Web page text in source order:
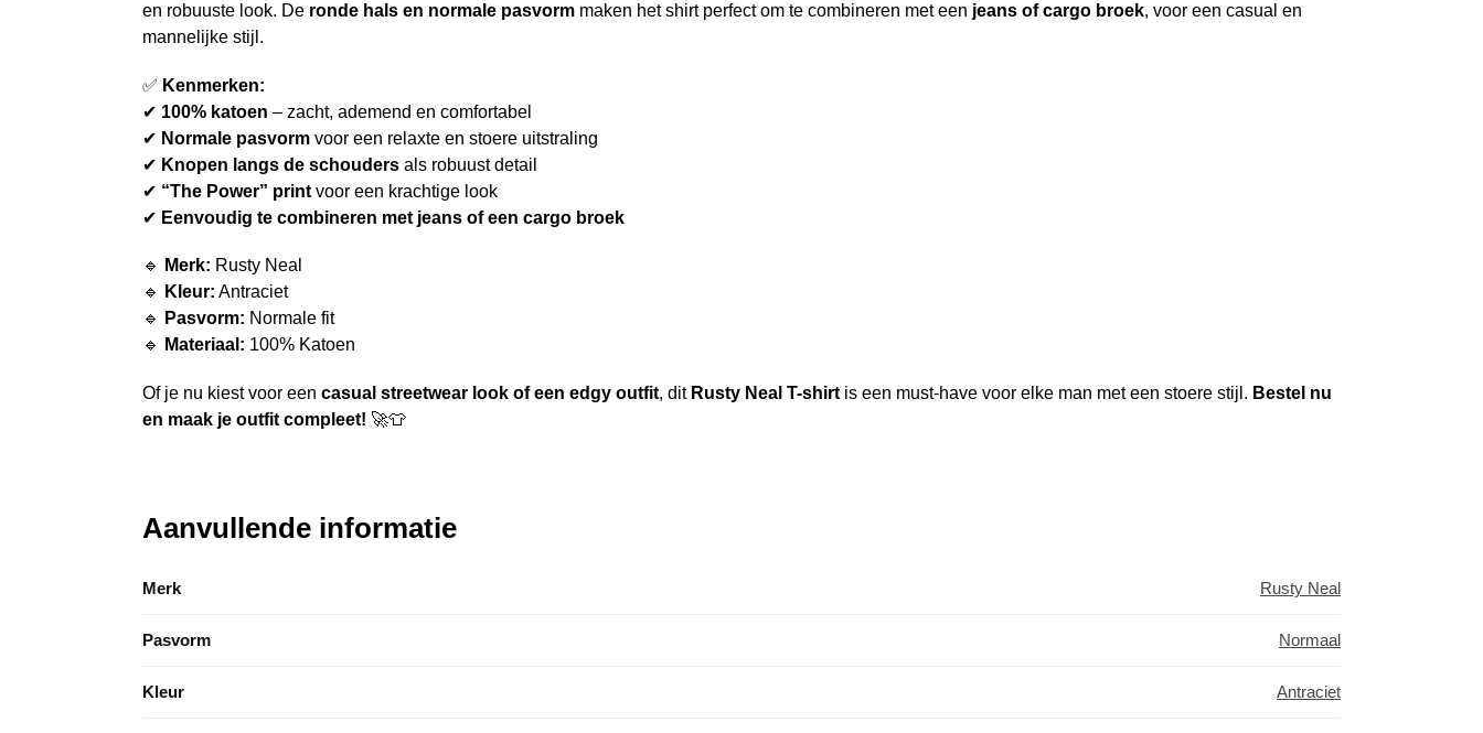
en robuuste look. De ronde hals en normale pasvormmaken het shirt perfect om te combineren met een jeans of cargo broek, voor een casual en
mannelijke stijl.
✅ Kenmerken:
✔ 100% katoen – zacht, ademend en comfortabel
✔ Normale pasvormvoor een relaxte en stoere uitstraling
✔ Knopen langs de schoudersals robuust detail
✔ “The Power” printvoor een krachtige look
✔ Eenvoudig te combineren met jeans of een cargo broek
🔹 Merk: Rusty Neal
🔹
Kleur: Antraciet
🔹
Pasvorm: Normale fit
🔹
Materiaal: 100% Katoen
Of je nu kiest voor een casual streetwear look of een edgy outfit, dit Rusty Neal T-shirtis een must-have voor elke man met een stoere stijl. Bestel nu
en maak je outfit compleet! 🚀👕
Aanvullende informatie
Merk Rusty Neal
Pasvorm Normaal
Kleur Antraciet